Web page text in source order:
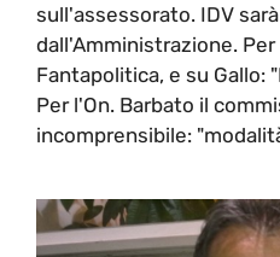
sull'assessorato. IDV
dall'Amministrazione. Per
Fantapolitica, e su Gallo:
Per l'On. Barbato il
incomprensibile: